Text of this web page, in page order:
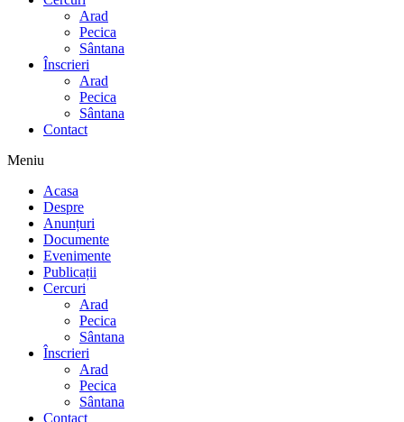
Arad
Pecica
Sântana
Înscrieri
Arad
Pecica
Sântana
Contact
Meniu
Acasa
Despre
Anunțuri
Documente
Evenimente
Publicații
Cercuri
Arad
Pecica
Sântana
Înscrieri
Arad
Pecica
Sântana
Contact